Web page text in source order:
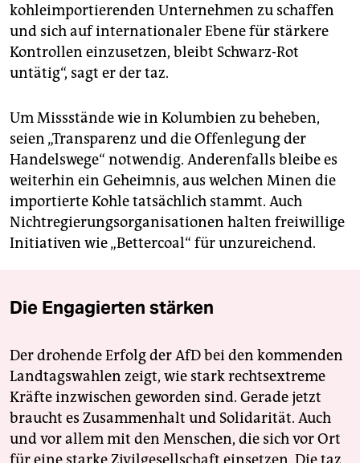
kohleimportierenden Unternehmen zu schaffen
und sich auf internationaler Ebene für stärkere
Kontrollen einzusetzen, bleibt Schwarz-Rot
untätig“, sagt er der taz.
Um Missstände wie in Kolumbien zu beheben,
seien „Transparenz und die Offenlegung der
Handelswege“ notwendig. Anderenfalls bleibe es
weiterhin ein Geheimnis, aus welchen Minen die
importierte Kohle tatsächlich stammt. Auch
Nichtregierungsorganisationen halten freiwillige
Initiativen wie „Bettercoal“ für unzureichend.
Die Engagierten stärken
Der drohende Erfolg der AfD bei den kommenden
Landtagswahlen zeigt, wie stark rechtsextreme
Kräfte inzwischen geworden sind. Gerade jetzt
braucht es Zusammenhalt und Solidarität. Auch
und vor allem mit den Menschen, die sich vor Ort